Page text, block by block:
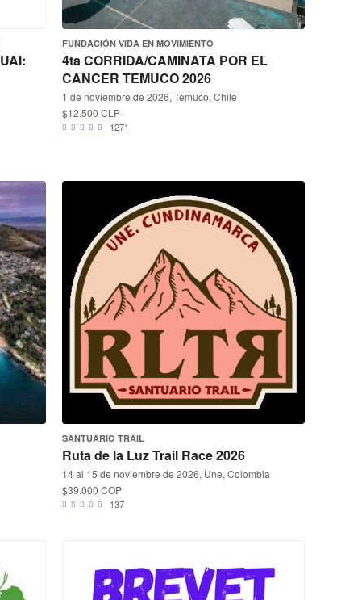
FUNDACIÓN VIDA EN MOVIMIENTO
4ta CORRIDA/CAMINATA POR EL
CANCER TEMUCO 2026
1 de noviembre de 2026, Temuco, Chile
$12.500 CLP
1271
SANTUARIO TRAIL
Ruta de la Luz Trail Race 2026
14 al 15 de noviembre de 2026, Une, Colombia
$39.000 COP
137